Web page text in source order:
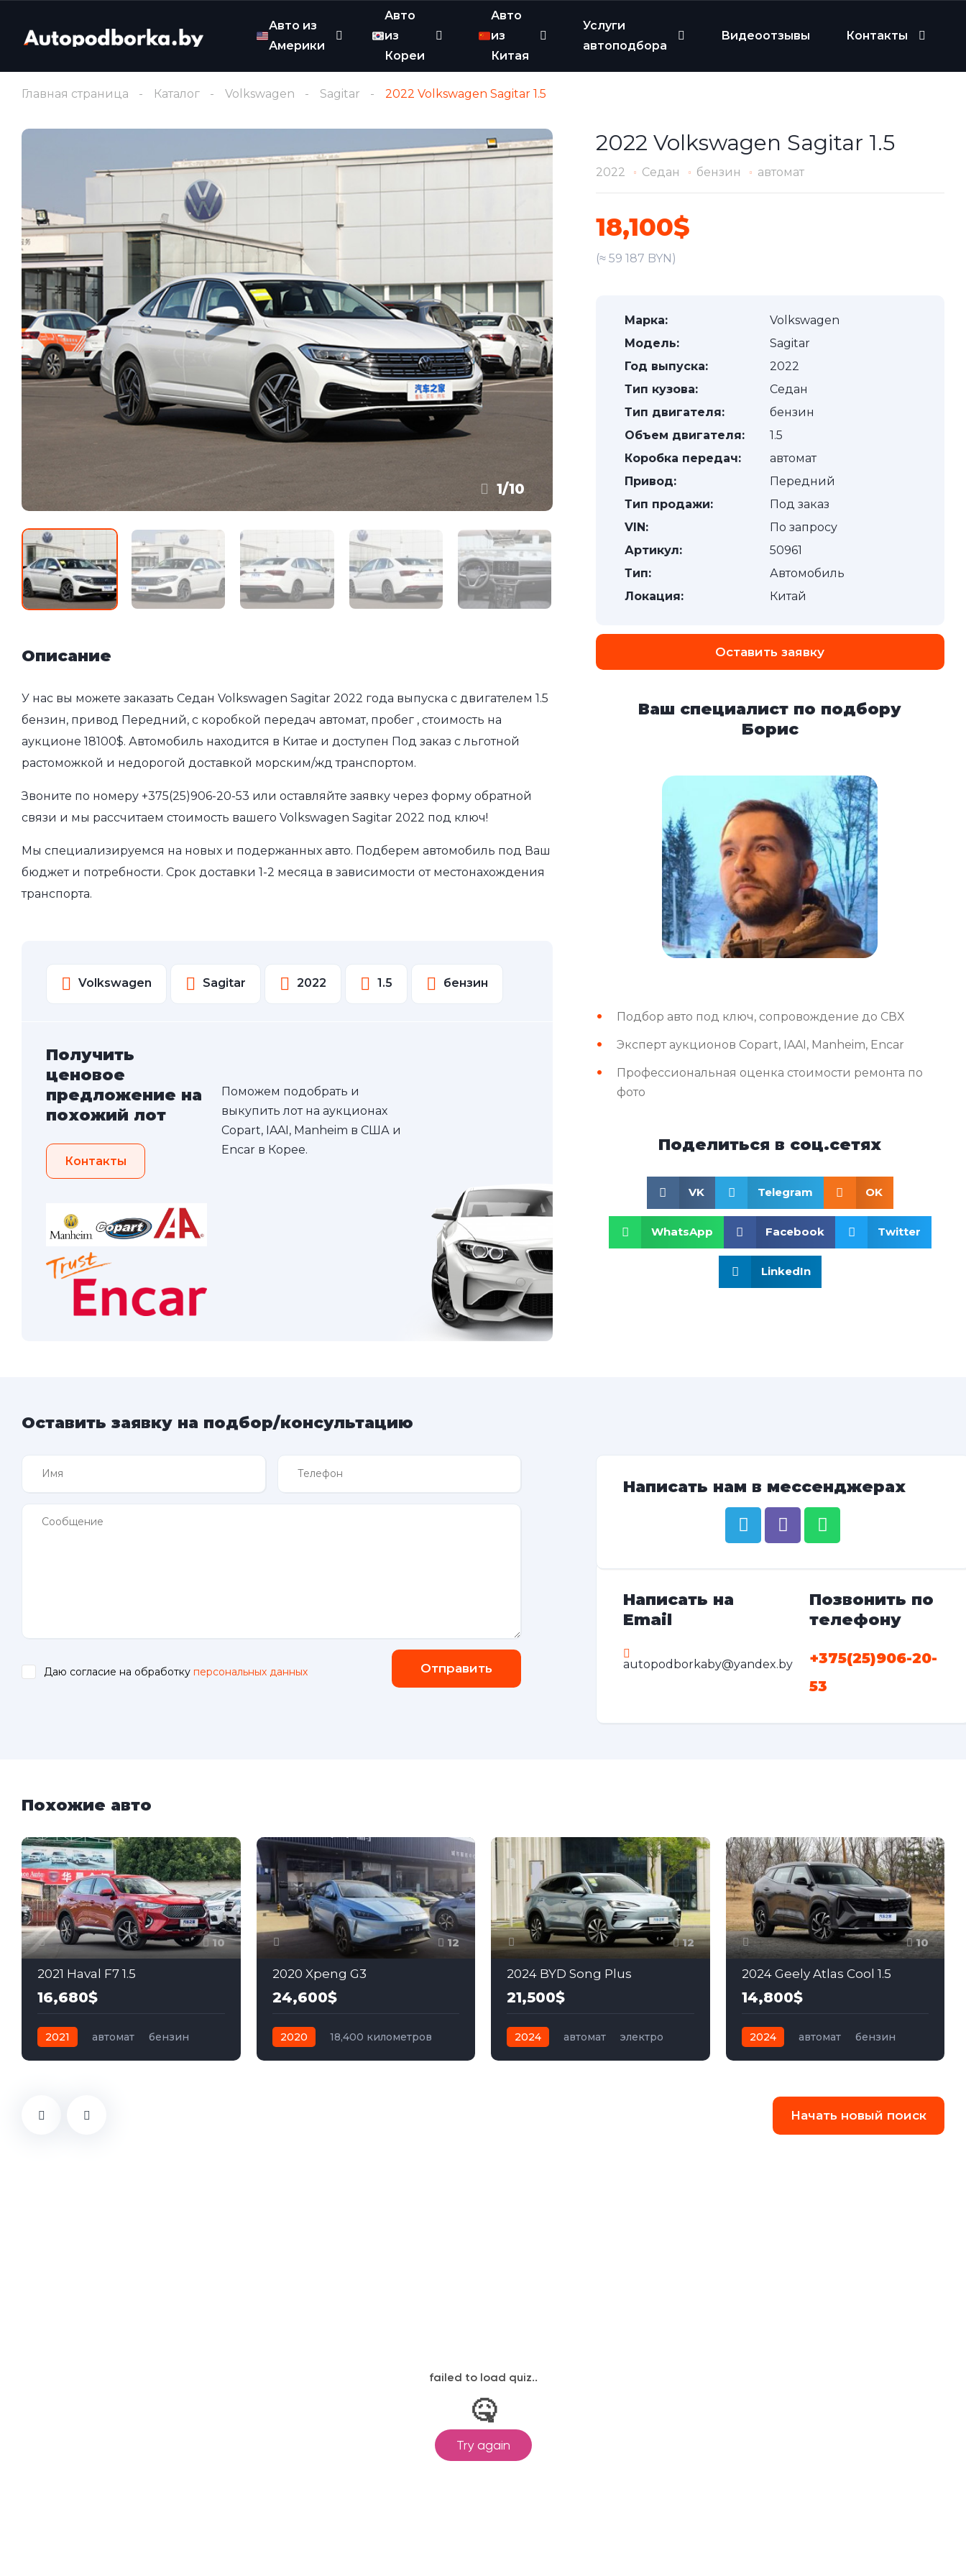
Авто из
Америки
Авто
из
Кореи
Авто
из
Китая
Услуги
автоподбора
Видеоотзывы Контакты
Главная страница Каталог Volkswagen Sagitar 2022 Volkswagen Sagitar 1.5
1/10
Описание
У нас вы можете заказать Седан Volkswagen Sagitar 2022 года выпуска с двигателем 1.5
бензин, привод Передний, с коробкой передач автомат, пробег , стоимость на
аукционе 18100$. Автомобиль находится в Китае и доступен Под заказ с льготной
растоможкой и недорогой доставкой морским/жд транспортом.
Звоните по номеру +375(25)906-20-53 или оставляйте заявку через форму обратной
связи и мы рассчитаем стоимость вашего Volkswagen Sagitar 2022 под ключ!
Мы специализируемся на новых и подержанных авто. Подберем автомобиль под Ваш
бюджет и потребности. Срок доставки 1-2 месяца в зависимости от местонахождения
транспорта.
Volkswagen Sagitar 2022 1.5 бензин
Получить
ценовое
предложение на
похожий лот
Контакты
Поможем подобрать и
выкупить лот на аукционах
Copart, IAAI, Manheim в США и
Encar в Корее.
2022 Volkswagen Sagitar 1.5
2022 Седан бензин автомат
18,100$
(≈ 59 187 BYN)
Марка:
Volkswagen
Модель:
Sagitar
Год выпуска:
2022
Тип кузова:
Седан
Тип двигателя:
бензин
Объем двигателя:
1.5
Коробка передач:
автомат
Привод:
Передний
Тип продажи:
Под заказ
VIN:
По запросу
Артикул:
50961
Тип:
Автомобиль
Локация:
Китай
Оставить заявку
Ваш специалист по подбору
Борис
Подбор авто под ключ, сопровождение до СВХ
Эксперт аукционов Copart, IAAI, Manheim, Encar
Профессиональная оценка стоимости ремонта по
фото
Поделиться в соц.сетях
VK Telegram OK
WhatsApp Facebook Twitter
LinkedIn
Оставить заявку на подбор/консультацию
Даю согласие на обработку персональных данных Отправить
Написать нам в мессенджерах
Написать на
Email
autopodborkaby@yandex.by
Позвонить по
телефону
+375(25)906-20-
53
Похожие авто
10
2021 Haval F7 1.5
16,680$
2021 автомат
бензин
12
2020 Xpeng G3
24,600$
2020
18,400 километров
12
2024 BYD Song Plus
21,500$
2024 автомат
электро
10
2024 Geely Atlas Cool 1.5
14,800$
2024 автомат
бензин
Начать новый поиск